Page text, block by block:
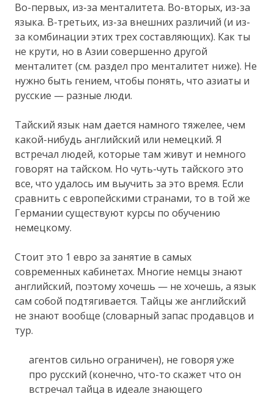
Во-первых, из-за менталитета. Во-вторых, из-за
языка. В-третьих, из-за внешних различий (и из-
за комбинации этих трех составляющих). Как ты
не крути, но в Азии совершенно другой
менталитет (см. раздел про менталитет ниже). Не
нужно быть гением, чтобы понять, что азиаты и
русские — разные люди.
Тайский язык нам дается намного тяжелее, чем
какой-нибудь английский или немецкий. Я
встречал людей, которые там живут и немного
говорят на тайском. Но чуть-чуть тайского это
все, что удалось им выучить за это время. Если
сравнить с европейскими странами, то в той же
Германии существуют курсы по обучению
немецкому.
Стоит это 1 евро за занятие в самых
современных кабинетах. Многие немцы знают
английский, поэтому хочешь — не хочешь, а язык
сам собой подтягивается. Тайцы же английский
не знают вообще (словарный запас продавцов и
тур.
агентов сильно ограничен), не говоря уже
про русский (конечно, что-то скажет что он
встречал тайца в идеале знающего